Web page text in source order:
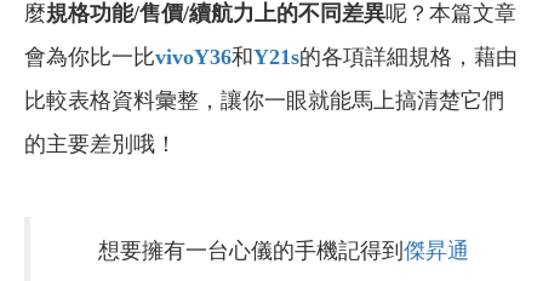
麼規格功能/售價/續航力上的不同差異呢？本篇文章
會為你比一比vivoY36和Y21s的各項詳細規格，藉由
比較表格資料彙整，讓你一眼就能馬上搞清楚它們
的主要差別哦！
想要擁有一台心儀的手機記得到 傑昇通